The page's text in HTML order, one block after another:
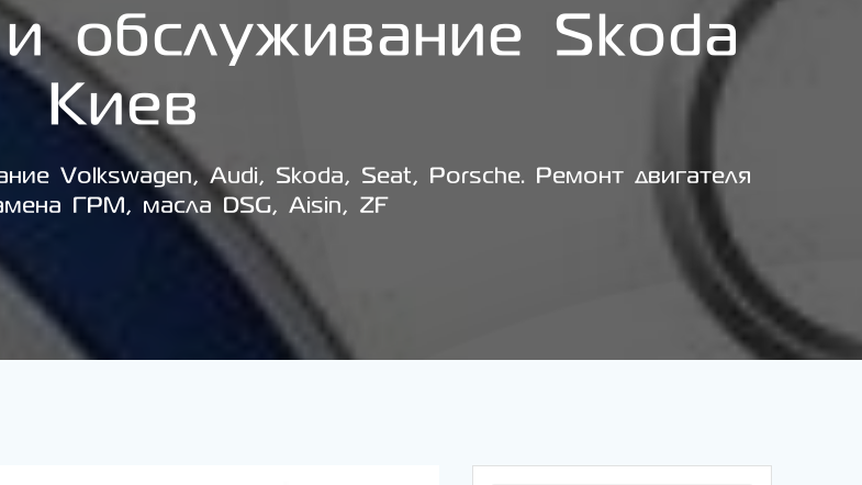
обслуживание Skoda
Киев
Volkswagen, Audi, Skoda, Seat, Porsche. Ремонт двигателя
ГРМ, масла DSG, Aisin, ZF